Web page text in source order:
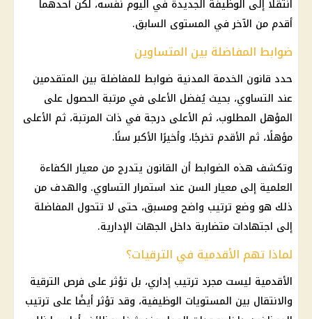
انتقلا إلى الوظيفة الجديدة في اليوم نفسه، لكن أحدهما
أقدم من الآخر في المستوى السابق.
ضوابط المفاضلة بين المتساوين
حدد قانون الخدمة المدنية ضوابط للمفاضلة بين المتقدمين
عند التساوي، بحيث يُفضل الأعلى في مرتبة الحصول على
المؤهل المطلوب، ثم الأعلى درجة في ذات المرتبة، ثم الأعلى
مؤهلًا، ثم الأقدم تخرجًا، وأخيرًا الأكبر سنًا.
وتكشف هذه الضوابط أن القانون يتدرج من معيار الكفاءة
العلمية إلى معيار السن عند استمرار التساوي. والهدف من
ذلك هو وضع ترتيب واضح ومسبق، حتى لا تتحول المفاضلة
إلى اجتهادات متضاربة داخل الجهات الإدارية.
لماذا تهم الأقدمية في الترقيات؟
الأقدمية ليست مجرد ترتيب إداري، بل تؤثر على فرص الترقية
والانتقال بين المستويات الوظيفية، وقد تؤثر أيضًا على ترتيب